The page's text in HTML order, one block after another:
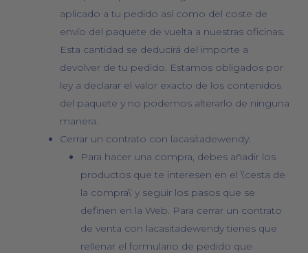
aplicado a tu pedido así como del coste de
envío del paquete de vuelta a nuestras oficinas.
Esta cantidad se deducirá del importe a
devolver de tu pedido. Estamos obligados por
ley a declarar el valor exacto de los contenidos
del paquete y no podemos alterarlo de ninguna
manera.
Cerrar un contrato con lacasitadewendy:
Para hacer una compra, debes añadir los
productos que te interesen en el \’cesta de
la compra\’ y seguir los pasos que se
definen en la Web. Para cerrar un contrato
de venta con lacasitadewendy tienes que
rellenar el formulario de pedido que